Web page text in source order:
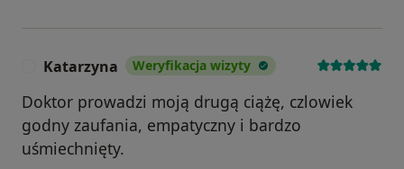
Katarzyna Weryfikacja wizyty
Doktor prowadzi moją drugą ciążę, czlowiek
godny zaufania, empatyczny i bardzo
uśmiechnięty.